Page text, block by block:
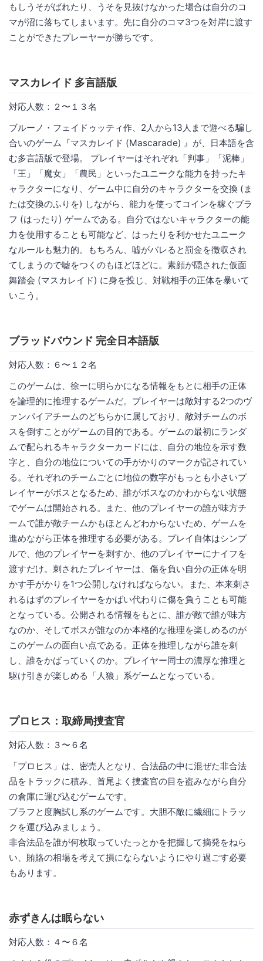
もしうそがばれたり、うそを見抜けなかった場合は自分のコ
マが沼に落ちてしまいます。先に自分のコマ3つを対岸に渡す
ことができたプレーヤーが勝ちです。
マスカレイド 多言語版
対応人数：２〜１３名
ブルーノ・フェイドゥッティ作、2人から13人まで遊べる騙し
合いのゲーム『マスカレイド (Mascarade) 』が、日本語を含
む多言語版で登場。 プレイヤーはそれぞれ「判事」「泥棒」
「王」「魔女」「農民」といったユニークな能力を持ったキ
ャラクターになり、ゲーム中に自分のキャラクターを交換 (ま
たは交換のふりを) しながら、能力を使ってコインを稼ぐブラ
フ (はったり) ゲームである。自分ではないキャラクターの能
力を使用することも可能など、はったりを利かせたユニーク
なルールも魅力的。もちろん、嘘がバレると罰金を徴収され
てしまうので嘘をつくのもほどほどに。素顔が隠された仮面
舞踏会 (マスカレイド) に身を投じ、対戦相手の正体を暴いて
いこう。
ブラッドバウンド 完全日本語版
対応人数：６〜１２名
このゲームは、徐ーに明らかになる情報をもとに相手の正体
を論理的に推理するゲームだ。プレイヤーは敵対する2つのヴ
ァンパイアチームのどちらかに属しており、敵対チームのボ
スを倒すことがゲームの目的である。ゲームの最初にランダ
ムで配られるキャラクターカードには、自分の地位を示す数
字と、自分の地位についての手がかりのマークが記されてい
る。それぞれのチームごとに地位の数字がもっとも小さいプ
レイヤーがボスとなるため、誰がボスなのかわからない状態
でゲームは開始される。また、他のプレイヤーの誰が味方チ
ームで誰が敵チームかもほとんどわからないため、ゲームを
進めながら正体を推理する必要がある。プレイ自体はシンプ
ルで、他のプレイヤーを刺すか、他のプレイヤーにナイフを
渡すだけ。刺されたプレイヤーは、傷を負い自分の正体を明
かす手がかりを1つ公開しなければならない。また、本来刺さ
れるはずのプレイヤーをかばい代わりに傷を負うことも可能
となっている。公開される情報をもとに、誰が敵で誰が味方
なのか、そしてボスが誰なのか本格的な推理を楽しめるのが
このゲームの面白い点である。正体を推理しながら誰を刺
し、誰をかばっていくのか。プレイヤー同士の濃厚な推理と
駆け引きが楽しめる「人狼」系ゲームとなっている。
プロヒス：取締局捜査官
対応人数：３〜６名
「プロヒス」は、密売人となり、合法品の中に混ぜた非合法
品をトラックに積み、首尾よく捜査官の目を盗みながら自分
の倉庫に運び込むゲームです。
ブラフと度胸試し系のゲームです。大胆不敵に繊細にトラッ
クを運び込みましょう。
非合法品を誰が何枚取っていたっとかを把握して摘発をねら
い、賄賂の相場を考えて損にならないようにやり過ごす必要
もあります。
赤ずきんは眠らない
対応人数：４〜６名